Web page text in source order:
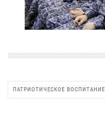
ПАТРИОТИЧЕСКОЕ ВОСПИТАНИЕ